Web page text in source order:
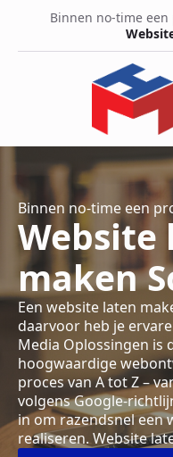
Binnen no-time
Binnen no-time een
Website
maken
Een website laten
daarvoor heb je
Media Oplossingen is
hoogwaardige
proces van A tot Z –
volgens Google-
in om razendsnel een
realiseren. Website